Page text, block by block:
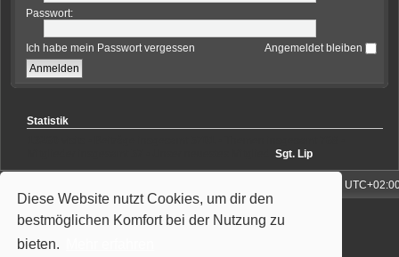
Diese Website nutzt Cookies, um dir den
bestmöglichen Komfort bei der Nutzung zu
bieten.
Passwort:
Ich habe mein Passwort vergessen Angemeldet bleiben
Statistik
• Unser neuestes Mitglied:Sgt. Lip
® Forum Software © phpBB Limited
Deutsche Übersetzung durchphpBB.de
Style: Wiuma | based on Carbon by Joyce&Luna
phpBB-Style-Design